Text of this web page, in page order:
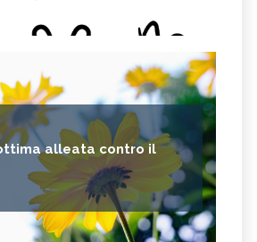
alleata contro il